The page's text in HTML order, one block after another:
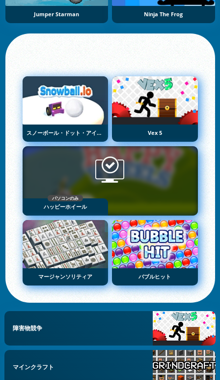
Jumper Starman Ninja The Frog
スノーボール・ドット・アイオー Vex 5
パソコンのみ
ハッピーホイール
マージャンソリティア バブルヒット
障害物競争
マインクラフト